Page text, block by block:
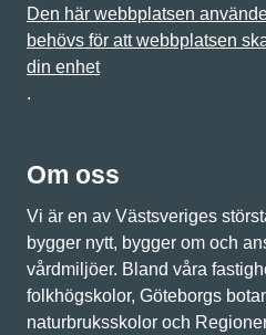
Den här webbplatsen
behövs för att webbplatsen
din enhet
.
Om oss
Vi är en av Västsveriges
bygger nytt, bygger om och
vårdmiljöer. Bland våra
folkhögskolor, Göteborgs
naturbruksskolor och